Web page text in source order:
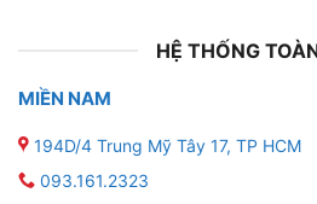
HỆ THỐNG
MIỀN NAM
194D/4 Trung Mỹ Tây 17, TP HCM
093.161.2323